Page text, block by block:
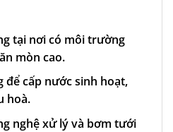
tại nơi có môi trường
mòn cao.
để cấp nước sinh hoạt,
hoà.
nghệ xử lý và bơm tưới